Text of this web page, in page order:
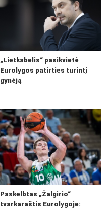
„Lietkabelis“ pasikvietė
Eurolygos patirties turintį
gynėją
Paskelbtas „Žalgirio“
tvarkaraštis Eurolygoje: